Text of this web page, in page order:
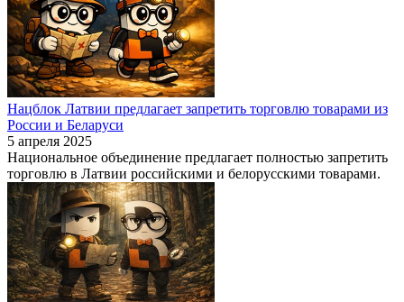
Нацблок Латвии предлагает запретить торговлю товарами из
России и Беларуси
5 апреля 2025
Национальное объединение предлагает полностью запретить
торговлю в Латвии российскими и белорусскими товарами.